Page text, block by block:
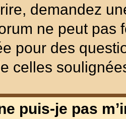
demandez
ne peut
pour des
celles
puis-je pas